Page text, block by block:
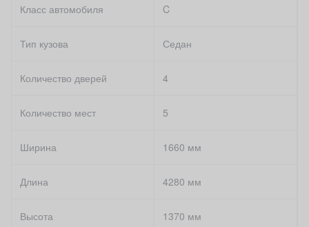
Класс автомобиля C
Тип кузова Седан
Количество дверей 4
Количество мест 5
Ширина 1660 мм
Длина 4280 мм
Высота 1370 мм